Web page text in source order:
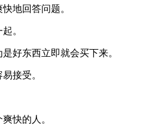
地回答问题。
。
好东西立即就会买下来。
接受。
快的人。